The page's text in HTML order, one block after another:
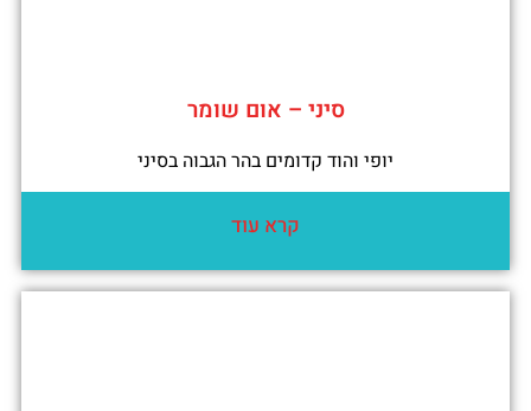
סיני – אום שומר
יופי והוד קדומים בהר הגבוה בסיני
קרא עוד